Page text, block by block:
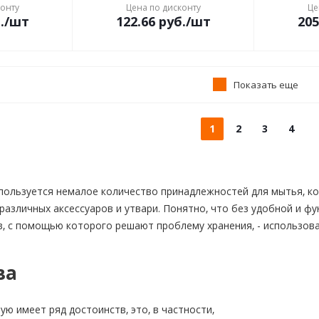
/шт
Цена по дисконту
122.66 руб./шт
Показать еще
1 2 3 4
немалое количество принадлежностей для мытья,
аксессуаров и утвари. Понятно, что без удобной и
с помощью которого решают проблему хранения, -
имеет ряд достоинств, это, в частности,